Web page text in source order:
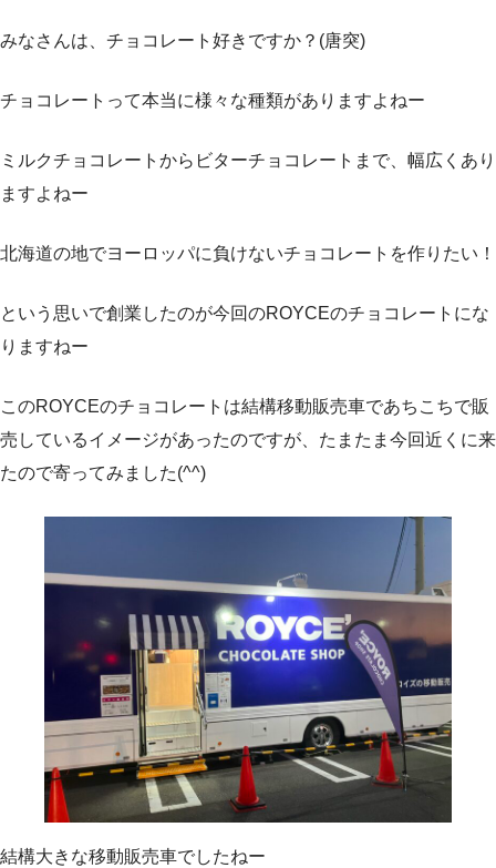
みなさんは、チョコレート好きですか？(唐突)
チョコレートって本当に様々な種類がありますよねー
ミルクチョコレートからビターチョコレートまで、幅広くあり
ますよねー
北海道の地でヨーロッパに負けないチョコレートを作りたい！
という思いで創業したのが今回のROYCEのチョコレートにな
りますねー
このROYCEのチョコレートは結構移動販売車であちこちで販
売しているイメージがあったのですが、たまたま今回近くに来
たので寄ってみました(^^)
結構大きな移動販売車でしたねー